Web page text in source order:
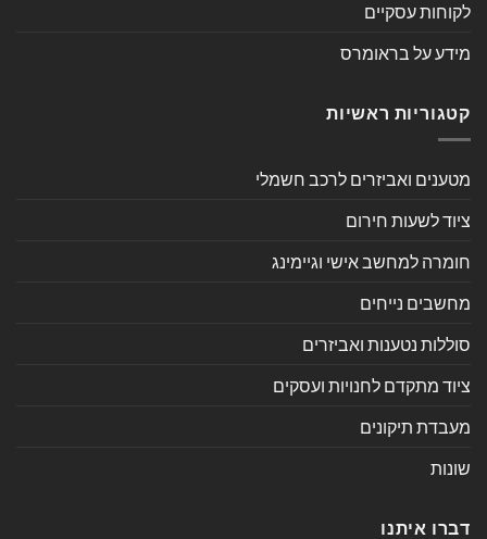
לקוחות עסקיים
מידע על בראומרס
קטגוריות ראשיות
מטענים ואביזרים לרכב חשמלי
ציוד לשעות חירום
חומרה למחשב אישי וגיימינג
מחשבים נייחים
סוללות נטענות ואביזרים
ציוד מתקדם לחנויות ועסקים
מעבדת תיקונים
שונות
דברו איתנו